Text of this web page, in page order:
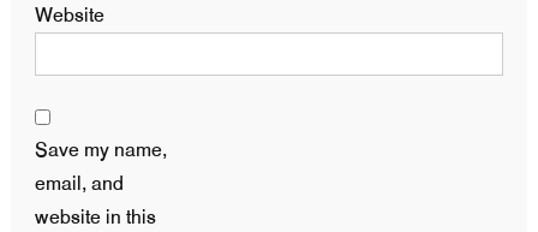
Website
Save my name,
email, and
website in this